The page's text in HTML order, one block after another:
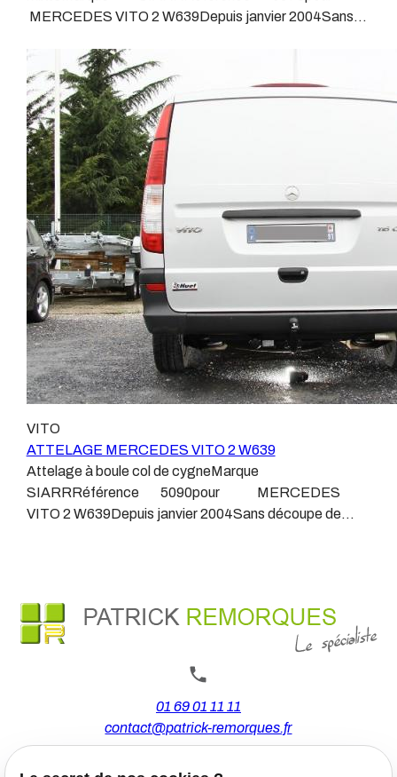
voiture, attache remorque, attache voiture, attelage
remorque, boule d’arrimage, crochet d’attache.
….Nous n’installons (quand ils existent) que des
spécifiquement pour votre véhicule, se branchant aux
emplacements prévus et suivant les normes
constructeurs.En dehors de quelques rares cas, nous
ne montons jamais de faisceau appelé : adaptable,
universel, modulable, smart…., et quand nous le
faisons, s’il n’existe pas d’autre choix, nous utilisons le
plus haut de gamme du marché, le plus fiable et le plus
stable.Il faut savoir que le montage d’un faisceau non
conforme ou adaptable vous fera perdre tout recours et
toute garantie auprès du constructeur en cas de
défaillance. Ce genre de faisceau est souvent mal
monté, alimenté par les éclairages intérieurs et fait
courir de vrai risque technique à votre véhicule.Nous
n’intervenons pas sur les véhicules ayant ce type de
montage non conforme.Voilà pourquoi il est nécessaire
de confier la pose d'un attelage à un professionnel
agréé, habitué à poser des attelages et respectant les
différentes dénominations pour un attelage sont
:Attelage pour voiture, crochet d’attelage, boule pour
voiture, attache remorque, attache voiture, attelage
camion, crochet voiture, attache auto, boule pour
remorque, boule d’arrimage, crochet d’attache.
MERCEDES VITO 2 W639Depuis janvier 2004Sans
kgValeur S 100 kgPoids de l'attelage 21
kgAnhängerkupplung MERCEDES VITO 2
W639Patrick Remorques se conjugue avec
ATTELAGE depuis 1968.Les temps ont changé depuis
les premiers attelages fabriqués à la demande dans
l’atelier, autour d’un poste à souder et d’un
étau.L’évolution technique et la normalisation sont
passées par là.Maintenant un attelage doit être
homologué, c’est le cas de tous les produits que nous
proposons, sans exception !Nous ne travaillons qu’avec
les marques homologuées à même d’assurer le suivi de
leurs produits :ATTELAGES
WESTFALIAATTELAGES SIARRATTELAGES
BRINKATTELAGES THULEATTELAGES
BOISNIERATTELAGES GDWATTELAGES
ARAGONLe faisceau électrique est devenu le produit le
plus technique, lui aussi est soumis à normalisation et
homologation.Le faisceau est connecté à votre
véhicule, il doit être prévu à cet effet, supporter les
vibrations et les contraintes auquel il peut être soumis.
Dans certains cas le faisceau connecté modifie la
gestion des assistances à la conduite type EPS, ABS,
constructeurs.En dehors de quelques rares cas, nous
ne montons jamais de faisceau appelé : adaptable,
universel, modulable, smart…., et quand nous le
faisons, s’il n’existe pas d’autre choix, nous utilisons le
plus haut de gamme du marché, le plus fiable et le plus
stable.Il faut savoir que le montage d’un faisceau non
VITO
ATTELAGE MERCEDES VITO 2 W639
Attelage à boule col de cygneMarque
SIARRRéférence 5090pour MERCEDES
VITO 2 W639Depuis janvier 2004Sans découpe de
changé depuis les premiers attelages fabriqués à la
demande dans l’atelier, autour d’un poste à souder et
d’un étau.L’évolution technique et la normalisation sont
passées par là.Maintenant un attelage doit être
homologué, c’est le cas de tous les produits que nous
proposons, sans exception !Nous ne travaillons qu’avec
les marques homologuées à même d’assurer le suivi de
leurs produits :ATTELAGES
01 69 01 11 11
contact@patrick-remorques.fr